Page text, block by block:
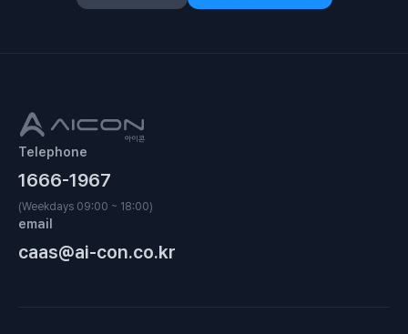
Telephone
1666-1967
(Weekdays 09:00 ~ 18:00)
email
caas@ai-con.co.kr